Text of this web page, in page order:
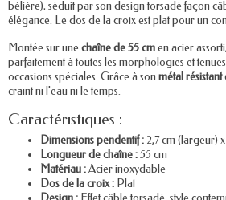
bélière), séduit par son design torsadé façon
élégance. Le dos de la croix est plat pour un
Montée sur une chaîne de 55 cmen acier
parfaitement à toutes les morphologies et
occasions spéciales. Grâce à son métal
craint ni l'eau ni le temps.
Caractéristiques :
Dimensions pendentif : 2,7 cm (largeur)
Longueur de chaîne :55 cm
Matériau :Acier inoxydable
Dos de la croix : Plat